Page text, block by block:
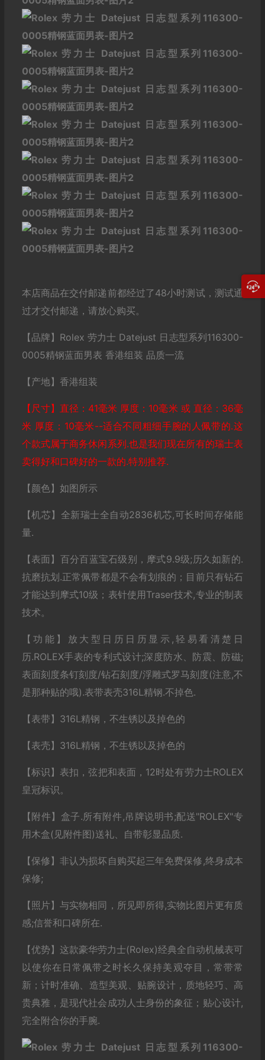
本店商品在交付邮递前都经过了48小时测试，测试通
过才交付邮递，请放心购买。
【品牌】Rolex 劳力士 Datejust 日志型系列116300-
0005精钢蓝面男表 香港组装 品质一流
【产地】香港组装
【尺寸】直径：41毫米 厚度：10毫米 或 直径：36毫
米 厚度：10毫米--适合不同粗细手腕的人佩带的.这
个款式属于商务休闲系列.也是我们现在所有的瑞士表
卖得好和口碑好的一款的.特别推荐.
【颜色】如图所示
【机芯】全新瑞士全自动2836机芯,可长时间存储能
量.
【表面】百分百蓝宝石级别，摩式9.9级;历久如新的.
抗磨抗划.正常佩带都是不会有划痕的；目前只有钻石
才能达到摩式10级；表针使用Traser技术,专业的制表
技术。
【功能】放大型日历日历显示,轻易看清楚日
历.ROLEX手表的专利式设计;深度防水、防震、防磁;
表面刻度条钉刻度/钻石刻度/浮雕式罗马刻度(注意,不
是那种贴的哦).表带表壳316L精钢.不掉色.
【表带】316L精钢，不生锈以及掉色的
【表壳】316L精钢，不生锈以及掉色的
【标识】表扣，弦把和表面，12时处有劳力士ROLEX
皇冠标识。
【附件】盒子.所有附件,吊牌说明书;配送"ROLEX"专
用木盒(见附件图)送礼、自带彰显品质.
【保修】非认为损坏自购买起三年免费保修,终身成本
保修;
【照片】与实物相同，所见即所得,实物比图片更有质
感;信誉和口碑所在.
【优势】这款豪华劳力士(Rolex)经典全自动机械表可
以使你在日常佩带之时长久保持美观夺目，常带常
新；计时准确、造型美观、贴腕设计，质地轻巧、高
贵典雅，是现代社会成功人士身份的象征；贴心设计,
完全附合你的手腕.